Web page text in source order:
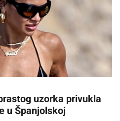
uzorka privukla
u Španjolskoj